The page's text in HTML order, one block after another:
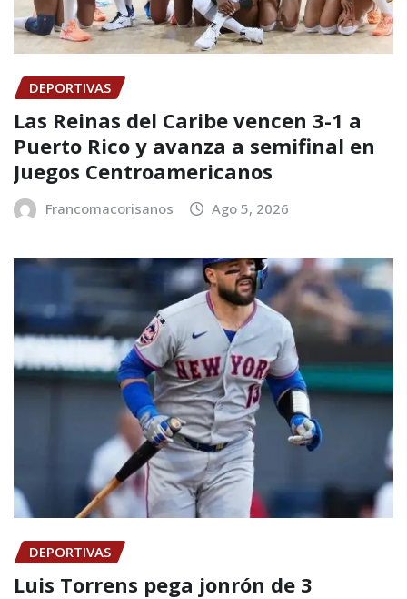
DEPORTIVAS
Las Reinas del Caribe vencen 3-1 a
Puerto Rico y avanza a semifinal en
Juegos Centroamericanos
Francomacorisanos Ago 5, 2026
DEPORTIVAS
Luis Torrens pega jonrón de 3